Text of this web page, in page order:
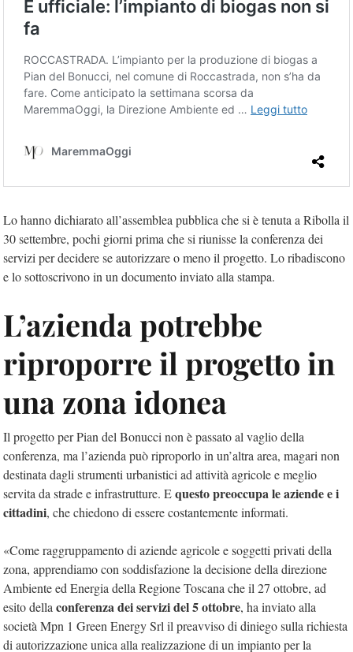
Lo hanno dichiarato all’assemblea pubblica che si è tenuta a Ribolla il
30 settembre, pochi giorni prima che si riunisse la conferenza dei
servizi per decidere se autorizzare o meno il progetto. Lo ribadiscono
e lo sottoscrivono in un documento inviato alla stampa.
L’azienda potrebbe
riproporre il progetto in
una zona idonea
Il progetto per Pian del Bonucci non è passato al vaglio della
conferenza, ma l’azienda può riproporlo in un’altra area, magari non
destinata dagli strumenti urbanistici ad attività agricole e meglio
servita da strade e infrastrutture. Equesto preoccupa le aziende e i
cittadini, che chiedono di essere costantemente informati.
«Come raggruppamento di aziende agricole e soggetti privati della
zona, apprendiamo con soddisfazione la decisione della direzione
Ambiente ed Energia della Regione Toscana che il 27 ottobre, ad
esito della conferenza dei servizi del 5 ottobre, ha inviato alla
società Mpn 1 Green Energy Srl il preavviso di diniego sulla richiesta
di autorizzazione unica alla realizzazione di un impianto per la